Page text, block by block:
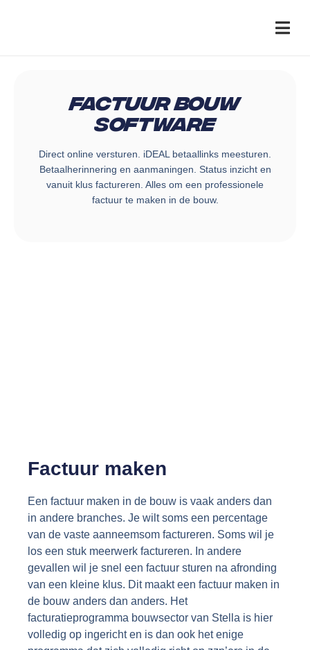
Factuur Bouw
Software
Direct online versturen. iDEAL betaallinks meesturen.
Betaalherinnering en aanmaningen. Status inzicht en
vanuit klus factureren. Alles om een professionele
factuur te maken in de bouw.
Factuur maken
Een factuur maken in de bouw is vaak anders dan
in andere branches. Je wilt soms een percentage
van de vaste aanneemsom factureren. Soms wil je
los een stuk meerwerk factureren. In andere
gevallen wil je snel een factuur sturen na afronding
van een kleine klus. Dit maakt een factuur maken in
de bouw anders dan anders. Het
facturatieprogramma bouwsector van Stella is hier
volledig op ingericht en is dan ook het enige